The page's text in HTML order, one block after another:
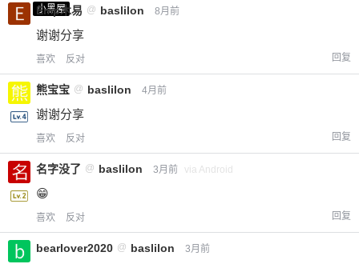
小黑屋
Emp木易 @ baslilon 8月前
谢谢分享
喜欢 反对 回复
熊宝宝 @ baslilon 4月前
谢谢分享
喜欢 反对 回复
名字没了 @ baslilon 3月前 via Android
😁
喜欢 反对 回复
bearlover2020 @ baslilon 3月前